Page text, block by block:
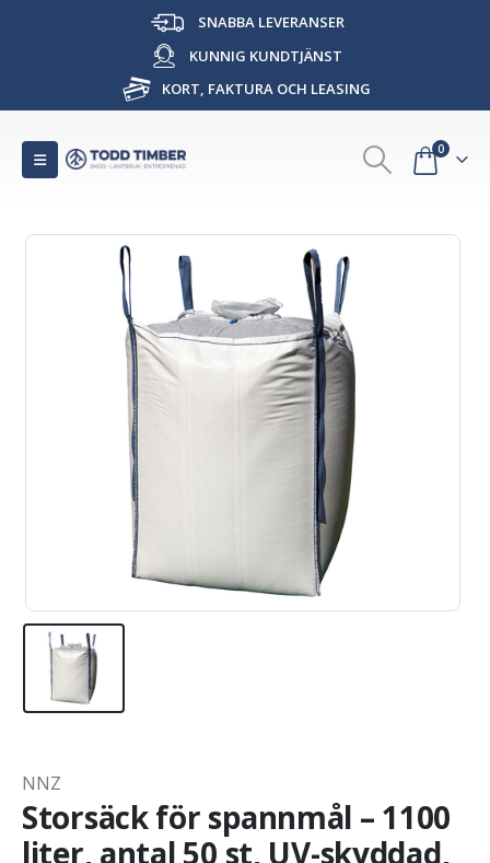
SNABBA LEVERANSER
KUNNIG KUNDTJÄNST
KORT, FAKTURA OCH LEASING
0
NNZ
Storsäck för spannmål – 1100
liter, antal 50 st, UV-skyddad,